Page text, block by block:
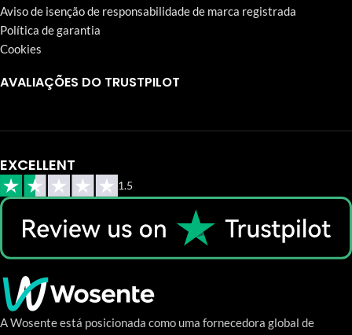
Aviso de isenção de responsabilidade de marca registrada
Política de garantia
Cookies
AVALIAÇÕES DO TRUSTPILOT
EXCELLENT
1.5
A Wosente está posicionada como uma fornecedora global de